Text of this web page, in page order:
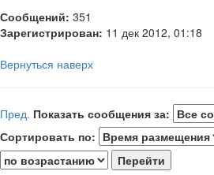
Сообщений: 351
Зарегистрирован: 11 дек 2012, 01:18
Вернуться наверх
Пред. Показать сообщения за:
Сортировать по: